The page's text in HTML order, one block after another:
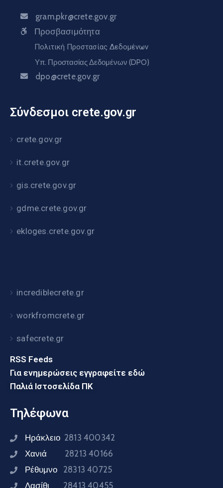
gram.pkr@crete.gov.gr
Προσβασιμότητα
Πολιτική Προστασίας Δεδομένων
Υπ. Προστασίας Δεδομένων (DPO)
dpo@crete.gov.gr
Σύνδεσμοι crete.gov.gr
crete.gov.gr
it.crete.gov.gr
gis.crete.gov.gr
gdme.crete.gov.gr
ekloges.crete.gov.gr
incrediblecrete.gr
workfromcrete.gr
safecrete.gr
RSS Feeds
Για ενημερώσεις εγγραφείτε εδώ
Παλιά Ιστοσελίδα ΠΚ
Τηλέφωνα
Ηράκλειο 2813 400342
Χανιά 28213 40166
Ρέθυμνο 28313 40725
Λασίθι 28413 40455